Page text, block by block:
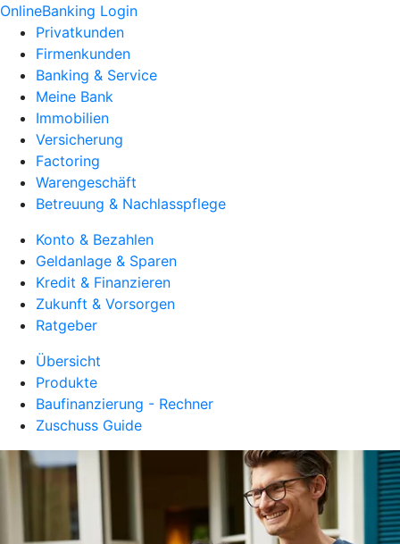
OnlineBanking Login
Privatkunden
Firmenkunden
Banking & Service
Meine Bank
Immobilien
Versicherung
Factoring
Warengeschäft
Betreuung & Nachlasspflege
Konto & Bezahlen
Geldanlage & Sparen
Kredit & Finanzieren
Zukunft & Vorsorgen
Ratgeber
Übersicht
Produkte
Baufinanzierung - Rechner
Zuschuss Guide